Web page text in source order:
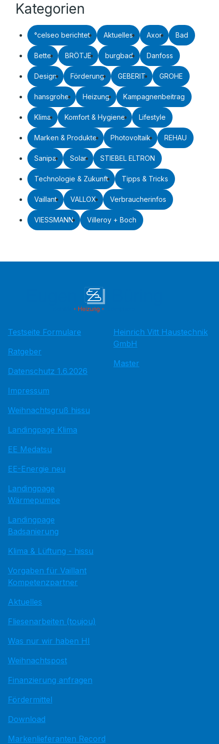
Kategorien
°celseo berichtet Aktuelles Axor Bad
Bette BRÖTJE burgbad Danfoss
Design Förderung GEBERIT GROHE
hansgrohe Heizung Kampagnenbeitrag
Klima Komfort & Hygiene Lifestyle
Marken & Produkte Photovoltaik REHAU
Sanipa Solar STIEBEL ELTRON
Technologie & Zukunft Tipps & Tricks
Vaillant VALLOX Verbraucherinfos
VIESSMANN Villeroy + Boch
Testseite Formulare
Ratgeber
Datenschutz 1.6.2026
Impressum
Weihnachtsgruß hissu
Landingpage Klima
EE Medatsu
EE-Energie neu
Landingpage
Wärmepumpe
Landingpage
Badsanierung
Klima & Lüftung - hissu
Vorgaben für Vaillant
Kompetenzpartner
Aktuelles
Fliesenarbeiten (toujou)
Was nur wir haben HI
Weihnachtspost
Finanzierung anfragen
Fördermittel
Download
Markenlieferanten Record
Heinrich Vitt Haustechnik
GmbH
Master